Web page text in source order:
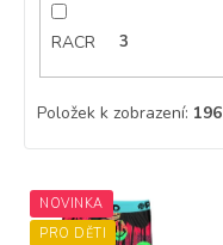
RACR 3
Položek k zobrazení: 196
V
ý NOVINKA
PRO DĚTI